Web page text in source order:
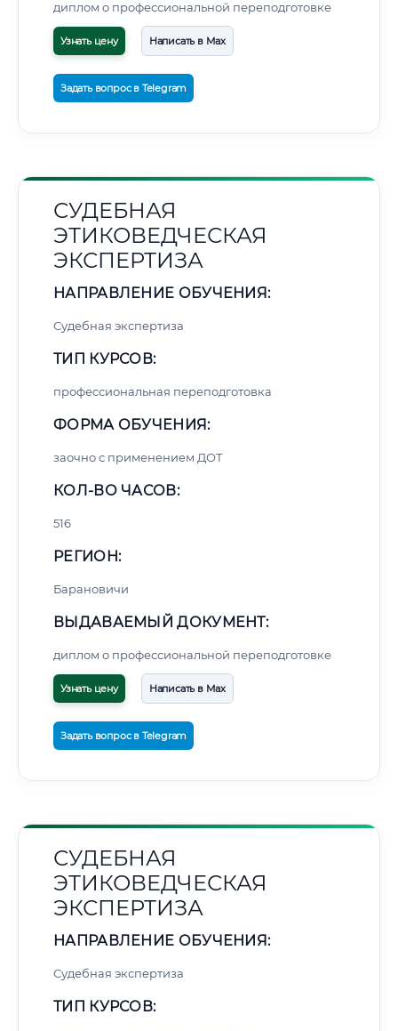
диплом о профессиональной переподготовке
Узнать цену Написать в Max
Задать вопрос в Telegram
СУДЕБНАЯ
ЭТИКОВЕДЧЕСКАЯ
ЭКСПЕРТИЗА
НАПРАВЛЕНИЕ ОБУЧЕНИЯ:
Судебная экспертиза
ТИП КУРСОВ:
профессиональная переподготовка
ФОРМА ОБУЧЕНИЯ:
заочно с применением ДОТ
КОЛ-ВО ЧАСОВ:
516
РЕГИОН:
Барановичи
ВЫДАВАЕМЫЙ ДОКУМЕНТ:
диплом о профессиональной переподготовке
Узнать цену Написать в Max
Задать вопрос в Telegram
СУДЕБНАЯ
ЭТИКОВЕДЧЕСКАЯ
ЭКСПЕРТИЗА
НАПРАВЛЕНИЕ ОБУЧЕНИЯ:
Судебная экспертиза
ТИП КУРСОВ: